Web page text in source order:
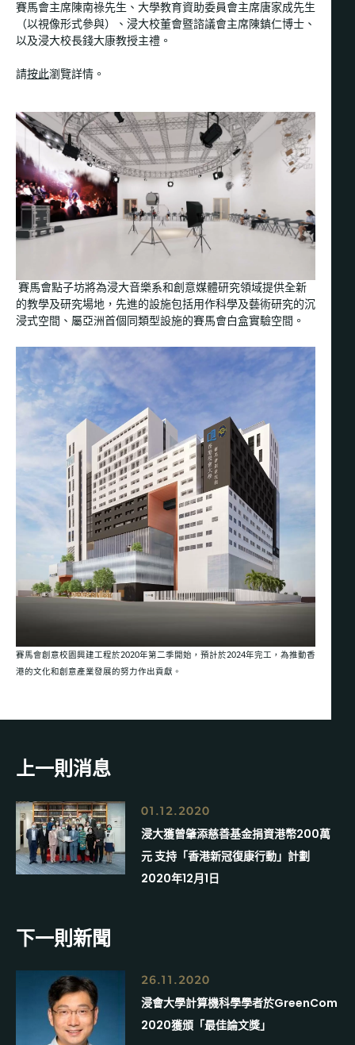
賽馬會主席陳南祿先生、大學教育資助委員會主席唐家成先生
（以視像形式參與）、浸大校董會暨諮議會主席陳鎮仁博士、
以及浸大校長錢大康教授主禮。
請按此瀏覽詳情。
賽馬會點子坊將為浸大音樂系和創意媒體研究領域提供全新
的教學及研究場地，先進的設施包括用作科學及藝術研究的沉
浸式空間、屬亞洲首個同類型設施的賽馬會白盒實驗空間。
賽馬會創意校園興建工程於2020年第二季開始，預計於2024年完工，為推動香
港的文化和創意產業發展的努力作出貢獻。
上一則消息
01.12.2020
浸大獲曾肇添慈善基金捐資港幣200萬
元 支持「香港新冠復康行動」計劃
2020年12月1日
下一則新聞
26.11.2020
浸會大學計算機科學學者於GreenCom
2020獲頒「最佳論文獎」